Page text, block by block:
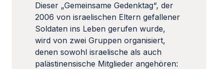
Dieser „Gemeinsame Gedenktag“, der
2006 von israelischen Eltern gefallener
Soldaten ins Leben gerufen wurde,
wird von zwei Gruppen organisiert,
denen sowohl israelische als auch
palästinensische Mitglieder angehören: